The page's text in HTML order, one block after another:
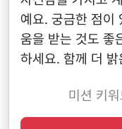
예요. 궁금한 점이
움을 받는 것도 좋
하세요. 함께 더